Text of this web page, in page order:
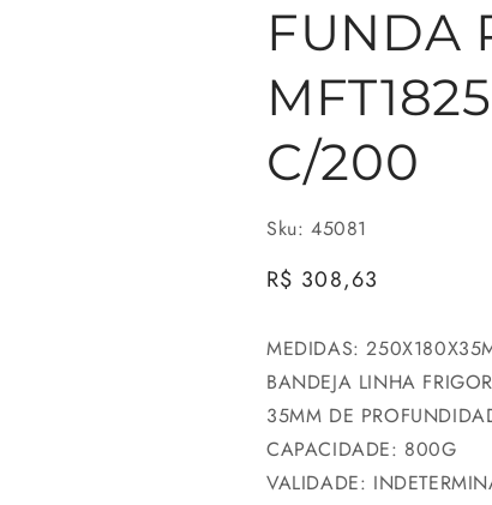
FUNDA
C/200
Sku: 45081
Preço
R$ 308,63
MEDIDAS:
BANDEJA LINHA
35MM DE
CAPACIDADE: 800G
VALIDADE: